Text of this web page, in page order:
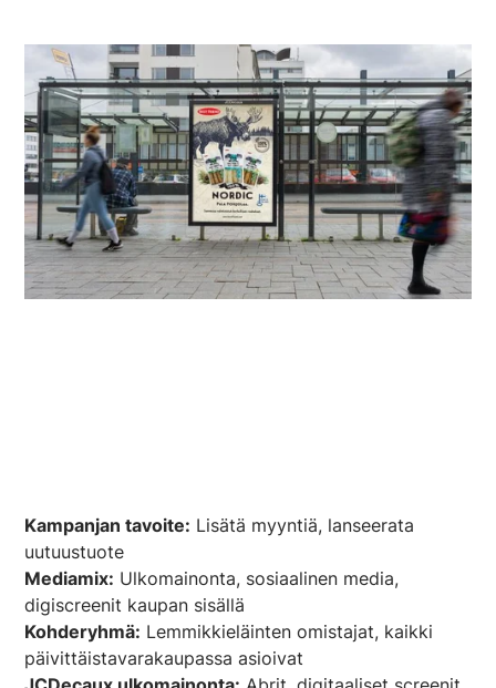
Kampanjan tavoite: Lisätä myyntiä, lanseerata
uutuustuote
Mediamix: Ulkomainonta, sosiaalinen media,
digiscreenit kaupan sisällä
Kohderyhmä: Lemmikkieläinten omistajat, kaikki
päivittäistavarakaupassa asioivat